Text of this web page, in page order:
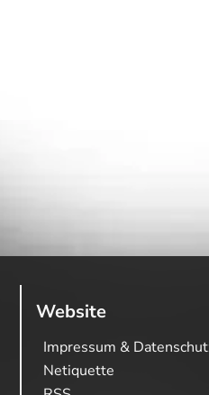
Website
Impressum &
Netiquette